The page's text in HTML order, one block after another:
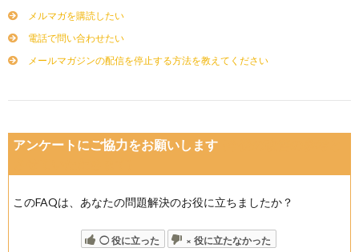
メルマガを購読したい
電話で問い合わせたい
メールマガジンの配信を停止する方法を教えてください
アンケートにご協力をお願いします
このFAQは、あなたの問題解決のお役に立ちましたか？
◯ 役に立った × 役に立たなかった